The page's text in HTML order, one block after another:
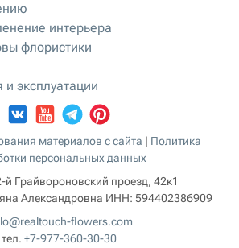
интерьера
флористики
эксплуатации
материалов с сайта | Политика
персональных данных
й Грайвороновский проезд, 42к1
Александровна ИНН: 594402386909
flowers.com
тел. +7-977-360-30-30